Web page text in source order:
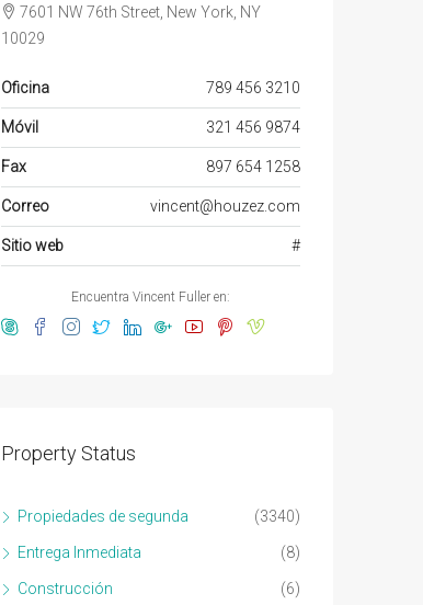
7601 NW 76th Street, New York, NY
10029
Oficina 789 456 3210
Móvil 321 456 9874
Fax 897 654 1258
Correo vincent@houzez.com
Sitio web #
Encuentra Vincent Fuller en:
Property Status
Propiedades de segunda (3340)
Entrega Inmediata (8)
Construcción (6)